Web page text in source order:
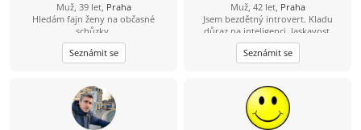
Muž, 39 let, Praha
Hledám fajn ženy na občasné
schůzky.
Seznámit se
Muž, 42 let, Praha
Jsem bezdětný introvert. Kladu
důraz na inteligenci, laskavost,
sebereflexi a osobní růst. Důležité je,
abys byla hodná, otevřená v
komunikaci, autentická a snažila se o
život než dobrodružství, ale občas
rád vykročím mimo svou komfortní
zónu. Hledám dlouhodobý,
monogamní vztah založený na
Seznámit se